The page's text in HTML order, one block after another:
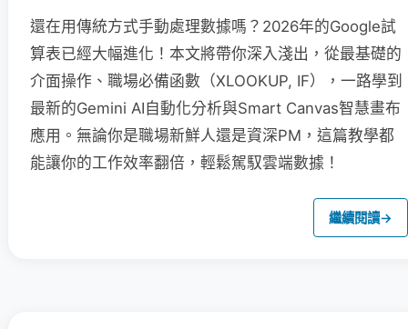
還在用傳統方式手動處理數據嗎？2026年的Google試
算表已經大幅進化！本文將帶你深入淺出，從最基礎的
介面操作、職場必備函數（XLOOKUP, IF），一路學到
最新的Gemini AI自動化分析與Smart Canvas智慧畫布
應用。無論你是職場新鮮人還是資深PM，這篇教學都
能讓你的工作效率翻倍，輕鬆駕馭雲端數據！
繼續閱讀→